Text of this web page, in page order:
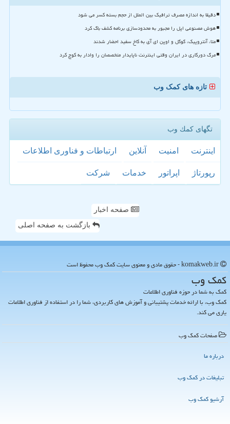
دقیقا به اندازه مصرف ترافیک بین الملل از حجم بسته کسر می شود
هوش مصنوعی اپل را مجبور به محدودسازی برنامه کشف باگ کرد
متا، آنتروپیک، گوگل و اوپن ای آی به کاخ سفید احضار شدند
مرگ دورکاری در ایران وقتی اینترنت ناپایدار متخصصان را وادار به کوچ کرد
تازه های کمک وب
تگهای كمك وب
اینترنت امنیت آنلاین ارتباطات و فناوری اطلاعات
رپورتاژ اپراتور خدمات شركت
صفحه اخبار
بازگشت به صفحه اصلی
كمك وب
کمک به شما در حوزه فناوری اطلاعات
کمک وب، با ارائه خدمات پشتیبانی و آموزش های کاربردی، شما را در استفاده از فناوری اطلاعات
یاری می کند.
صفحات كمك وب
درباره ما
تبلیغات در كمك وب
آرشیو كمك وب